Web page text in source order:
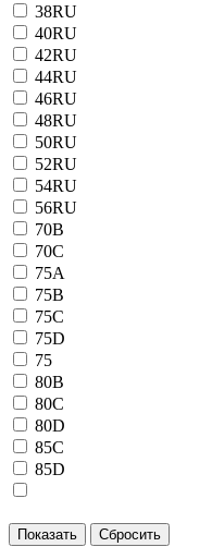
38RU
40RU
42RU
44RU
46RU
48RU
50RU
52RU
54RU
56RU
70B
70C
75A
75B
75C
75D
75
80B
80C
80D
85C
85D